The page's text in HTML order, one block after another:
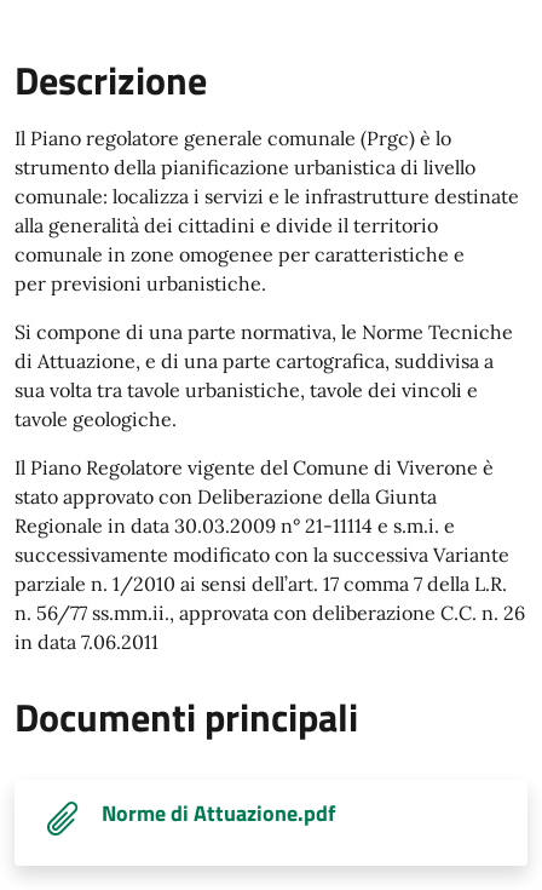
Descrizione
Descrizione
Il Piano regolatore generale comunale (Prgc) è lo
strumento della pianificazione urbanistica di livello
comunale: localizza i servizi e le infrastrutture destinate
alla generalità dei cittadini e divide il territorio
comunale in zone omogenee per caratteristiche e
per previsioni urbanistiche.
Si compone di una parte normativa, le Norme Tecniche
di Attuazione, e di una parte cartografica, suddivisa a
sua volta tra tavole urbanistiche, tavole dei vincoli e
tavole geologiche.
Il Piano Regolatore vigente del Comune di Viverone è
stato approvato con Deliberazione della Giunta
Regionale in data 30.03.2009 n° 21-11114 e s.m.i. e
successivamente modificato con la successiva Variante
parziale n. 1/2010 ai sensi dell’art. 17 comma 7 della L.R.
n. 56/77 ss.mm.ii., approvata con deliberazione C.C. n. 26
in data 7.06.2011
Documenti principali
Norme di Attuazione.pdf